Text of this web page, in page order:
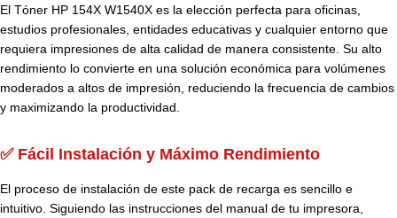
El Tóner HP 154X W1540X es la elección perfecta para oficinas,
estudios profesionales, entidades educativas y cualquier entorno que
requiera impresiones de alta calidad de manera consistente. Su alto
rendimiento lo convierte en una solución económica para volúmenes
moderados a altos de impresión, reduciendo la frecuencia de cambios
y maximizando la productividad.
✅ Fácil Instalación y Máximo Rendimiento
El proceso de instalación de este pack de recarga es sencillo e
intuitivo. Siguiendo las instrucciones del manual de tu impresora,